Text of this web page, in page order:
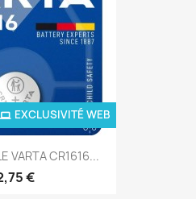
VARTA CR1616...
€
EXCLUSIVITÉ WEB